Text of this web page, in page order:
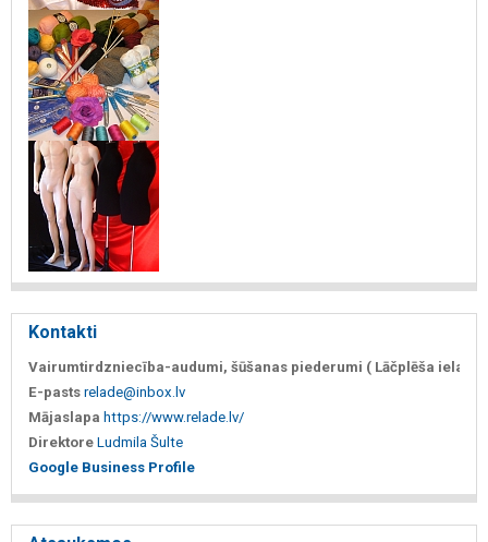
Kontakti
Vairumtirdzniecība-audumi, šūšanas piederumi ( Lāčplēša iela
E-pasts relade@inbox.lv
Mājaslapa https://www.relade.lv/
Direktore Ludmila Šulte
Google Business Profile